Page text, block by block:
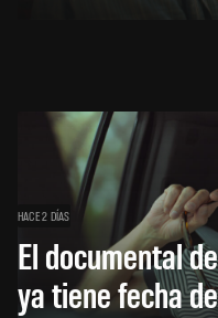
HACE 2 DÍAS
El documental
ya tiene fecha